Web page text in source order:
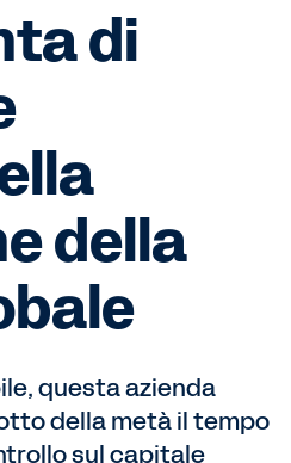
di
della
questa azienda
della metà il tempo
sul capitale